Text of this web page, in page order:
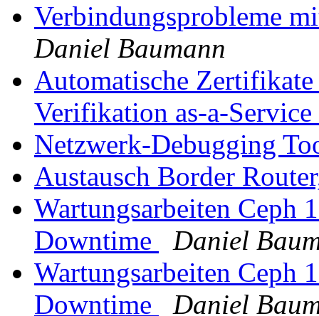
Verbindungsprobleme
Daniel Baumann
Automatische
Verifikation as-a-Service
Netzwerk-Debugging
Austausch Border
Wartungsarbeiten Ceph
Downtime
Daniel
Wartungsarbeiten Ceph
Downtime
Daniel